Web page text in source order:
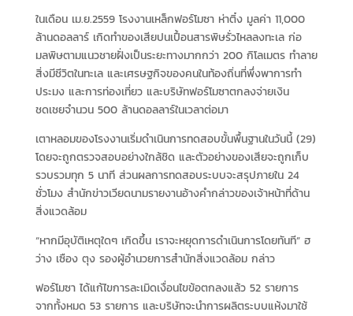
ในเดือน เม.ย.2559 โรงงานเหล็กฟอร์โมซา ห่าติ๋ง มูลค่า 11,000
ล้านดอลลาร์ เกิดทำของเสียปนเปื้อนสารพิษรั่วไหลลงทะเล ก่อ
มลพิษตามแนวชายฝั่งเป็นระยะทางมากกว่า 200 กิโลเมตร ทำลาย
สิ่งมีชีวิตในทะเล และเศรษฐกิจของคนในท้องถิ่นที่พึ่งพาการทำ
ประมง และการท่องเที่ยว และบริษัทฟอร์โมซาตกลงจ่ายเงิน
ชดเชยจำนวน 500 ล้านดอลลาร์ในเวลาต่อมา
เตาหลอมของโรงงานเริ่มดำเนินการทดสอบขั้นพื้นฐานในวันนี้ (29)
โดยจะถูกตรวจสอบอย่างใกล้ชิด และตัวอย่างของเสียจะถูกเก็บ
รวบรวมทุก 5 นาที ส่วนผลการทดสอบระบบจะสรุปภายใน 24
ชั่วโมง สำนักข่าวเวียดนามรายงานอ้างคำกล่าวของเจ้าหน้าที่ด้าน
สิ่งแวดล้อม
“หากมีอุบัติเหตุใดๆ เกิดขึ้น เราจะหยุดการดำเนินการโดยทันที” ฮ
ว่าง เซือง ตุง รองผู้อำนวยการสำนักสิ่งแวดล้อม กล่าว
ฟอร์โมซา ได้แก้ไขการละเมิดเงื่อนไขข้อตกลงแล้ว 52 รายการ
จากทั้งหมด 53 รายการ และบริษัทจะนำการผลิตระบบแห้งมาใช้